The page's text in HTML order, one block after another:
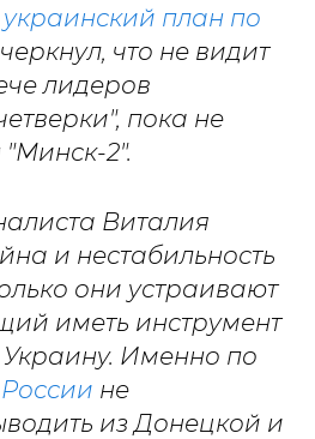
украинский план по
что не видит
лидеров
пока не
2".
Виталия
и нестабильность
они устраивают
иметь инструмент
Именно по
не
из Донецкой и